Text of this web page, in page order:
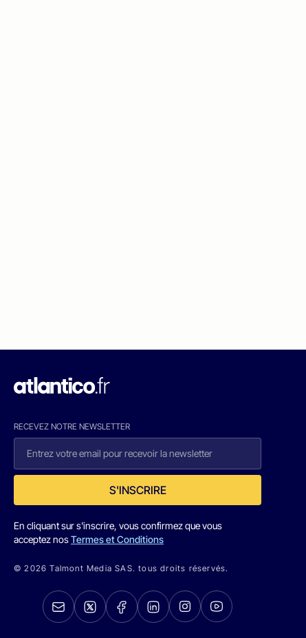
RECEVEZ NOTRE NEWSLETTER
S'INSCRIRE
En cliquant sur s'inscrire, vous confirmez que vous
acceptez nosTermes et Conditions
© 2026 Talmont Media SAS. tous droits réservés.